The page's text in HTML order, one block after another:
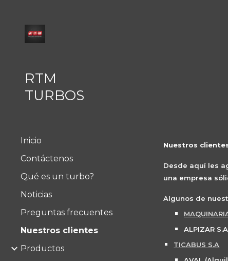
RTM
TURBOS
Inicio
Contáctenos
Qué es un turbo?
Noticias
Preguntas frecuentes
Nuestros clientes
Productos
Nuestros
Desde aquí les
una empresa
Algunos de
ALPIZAR S.A
TICABUS S.A